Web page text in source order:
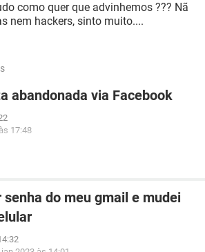
como quer que advinhemos ??? Nã
nem hackers, sinto muito....
abandonada via Facebook
17:48
senha do meu gmail e mudei